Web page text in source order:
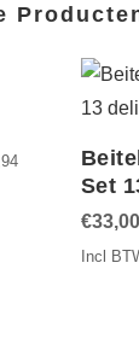
Set
€33,00
Incl